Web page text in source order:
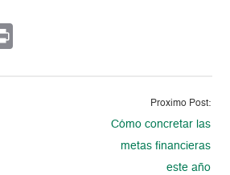
Proximo Post:
Cómo concretar las
metas financieras
este año